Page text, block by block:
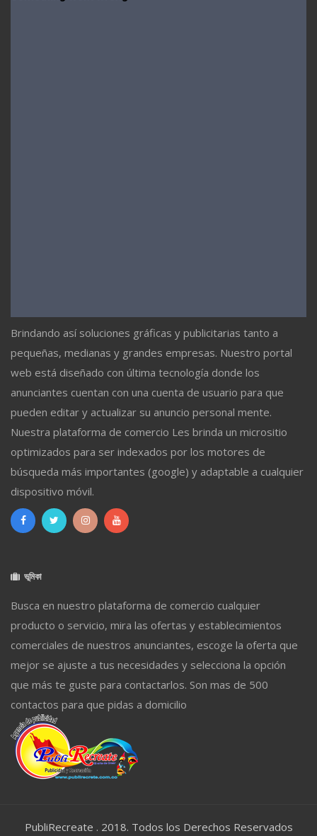
Brindando así soluciones gráficas y publicitarias tanto a
pequeñas, medianas y grandes empresas. Nuestro portal
web está diseñado con última tecnología donde los
anunciantes cuentan con una cuenta de usuario para que
pueden editar y actualizar su anuncio personal mente.
Nuestra plataforma de comercio Les brinda un micrositio
optimizados para ser indexados por los motores de
búsqueda más importantes (google) y adaptable a cualquier
dispositivo móvil.
ভূমিকা
Busca en nuestro plataforma de comercio cualquier
producto o servicio, mira las ofertas y establecimientos
comerciales de nuestros anunciantes, escoge la oferta que
mejor se ajuste a tus necesidades y selecciona la opción
que más te guste para contactarlos. Son mas de 500
contactos para que pidas a domicilio
PubliRecreate . 2018. Todos los Derechos Reservados